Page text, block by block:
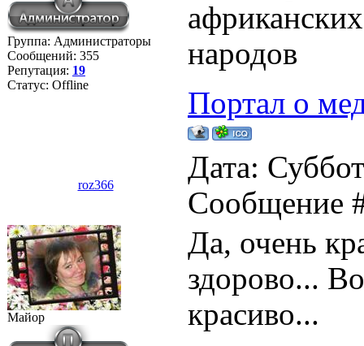
Группа: Администраторы
Сообщений: 355
Репутация: 19
Статус: Offline
народов
Портал о
roz366
Дата:
Сообщение
Майор
Да, очень
здорово...
красиво...